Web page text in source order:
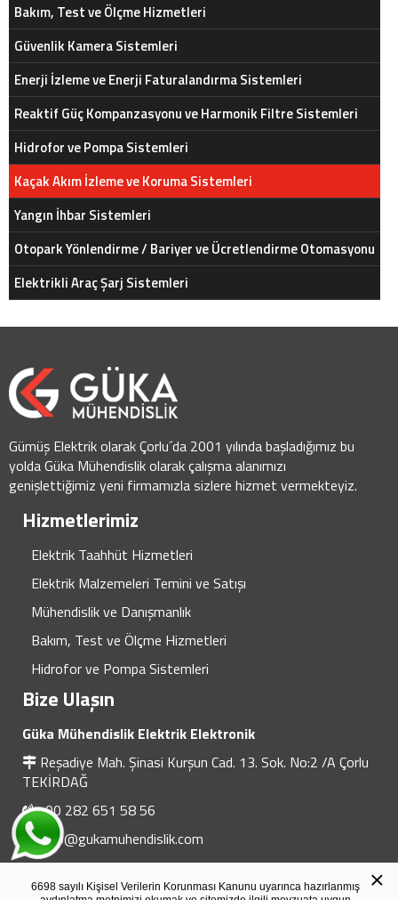
Bakım, Test ve Ölçme Hizmetleri
Güvenlik Kamera Sistemleri
Enerji İzleme ve Enerji Faturalandırma Sistemleri
Reaktif Güç Kompanzasyonu ve Harmonik Filtre Sistemleri
Hidrofor ve Pompa Sistemleri
Kaçak Akım İzleme ve Koruma Sistemleri
Yangın İhbar Sistemleri
Otopark Yönlendirme / Bariyer ve Ücretlendirme Otomasyonu
Elektrikli Araç Şarj Sistemleri
Gümüş Elektrik olarak Çorlu´da 2001 yılında başladığımız bu
yolda Güka Mühendislik olarak çalışma alanımızı
genişlettiğimiz yeni firmamızla sizlere hizmet vermekteyiz.
Hizmetlerimiz
Elektrik Taahhüt Hizmetleri
Elektrik Malzemeleri Temini ve Satışı
Mühendislik ve Danışmanlık
Bakım, Test ve Ölçme Hizmetleri
Hidrofor ve Pompa Sistemleri
Bize Ulaşın
Güka Mühendislik Elektrik Elektronik
Reşadiye Mah. Şinasi Kurşun Cad. 13. Sok. No:2 /A Çorlu
TEKİRDAĞ
+90 282 651 58 56
info@gukamuhendislik.com
© 2020 Güka Mühendislik Elektrik Elektronik Hakları Saklıdır. ×
6698 sayılı Kişisel Verilerin Korunması Kanunu uyarınca hazırlanmış